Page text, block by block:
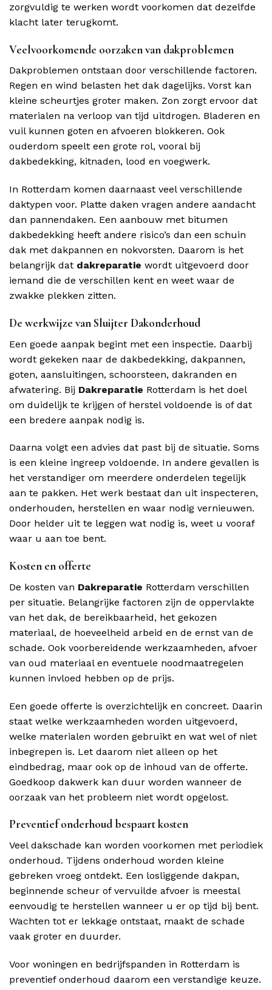
zorgvuldig te werken wordt voorkomen dat dezelfde
klacht later terugkomt.
Veelvoorkomende oorzaken van dakproblemen
Dakproblemen ontstaan door verschillende factoren.
Regen en wind belasten het dak dagelijks. Vorst kan
kleine scheurtjes groter maken. Zon zorgt ervoor dat
materialen na verloop van tijd uitdrogen. Bladeren en
vuil kunnen goten en afvoeren blokkeren. Ook
ouderdom speelt een grote rol, vooral bij
dakbedekking, kitnaden, lood en voegwerk.
In Rotterdam komen daarnaast veel verschillende
daktypen voor. Platte daken vragen andere aandacht
dan pannendaken. Een aanbouw met bitumen
dakbedekking heeft andere risico’s dan een schuin
dak met dakpannen en nokvorsten. Daarom is het
belangrijk dat dakreparatie wordt uitgevoerd door
iemand die de verschillen kent en weet waar de
zwakke plekken zitten.
De werkwijze van Sluijter Dakonderhoud
Een goede aanpak begint met een inspectie. Daarbij
wordt gekeken naar de dakbedekking, dakpannen,
goten, aansluitingen, schoorsteen, dakranden en
afwatering. Bij Dakreparatie Rotterdam is het doel
om duidelijk te krijgen of herstel voldoende is of dat
een bredere aanpak nodig is.
Daarna volgt een advies dat past bij de situatie. Soms
is een kleine ingreep voldoende. In andere gevallen is
het verstandiger om meerdere onderdelen tegelijk
aan te pakken. Het werk bestaat dan uit inspecteren,
onderhouden, herstellen en waar nodig vernieuwen.
Door helder uit te leggen wat nodig is, weet u vooraf
waar u aan toe bent.
Kosten en offerte
De kosten van Dakreparatie Rotterdam verschillen
per situatie. Belangrijke factoren zijn de oppervlakte
van het dak, de bereikbaarheid, het gekozen
materiaal, de hoeveelheid arbeid en de ernst van de
schade. Ook voorbereidende werkzaamheden, afvoer
van oud materiaal en eventuele noodmaatregelen
kunnen invloed hebben op de prijs.
Een goede offerte is overzichtelijk en concreet. Daarin
staat welke werkzaamheden worden uitgevoerd,
welke materialen worden gebruikt en wat wel of niet
inbegrepen is. Let daarom niet alleen op het
eindbedrag, maar ook op de inhoud van de offerte.
Goedkoop dakwerk kan duur worden wanneer de
oorzaak van het probleem niet wordt opgelost.
Preventief onderhoud bespaart kosten
Veel dakschade kan worden voorkomen met periodiek
onderhoud. Tijdens onderhoud worden kleine
gebreken vroeg ontdekt. Een losliggende dakpan,
beginnende scheur of vervuilde afvoer is meestal
eenvoudig te herstellen wanneer u er op tijd bij bent.
Wachten tot er lekkage ontstaat, maakt de schade
vaak groter en duurder.
Voor woningen en bedrijfspanden in Rotterdam is
preventief onderhoud daarom een verstandige keuze.